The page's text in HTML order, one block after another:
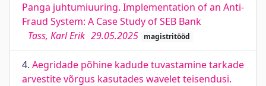
Panga juhtumiuuring. Implementation of an Anti-
Fraud System: A Case Study of SEB Bank
Tass, Karl Erik 29.05.2025 magistritööd
4. Aegridade põhine kadude tuvastamine tarkade
arvestite võrgus kasutades wavelet teisendusi.